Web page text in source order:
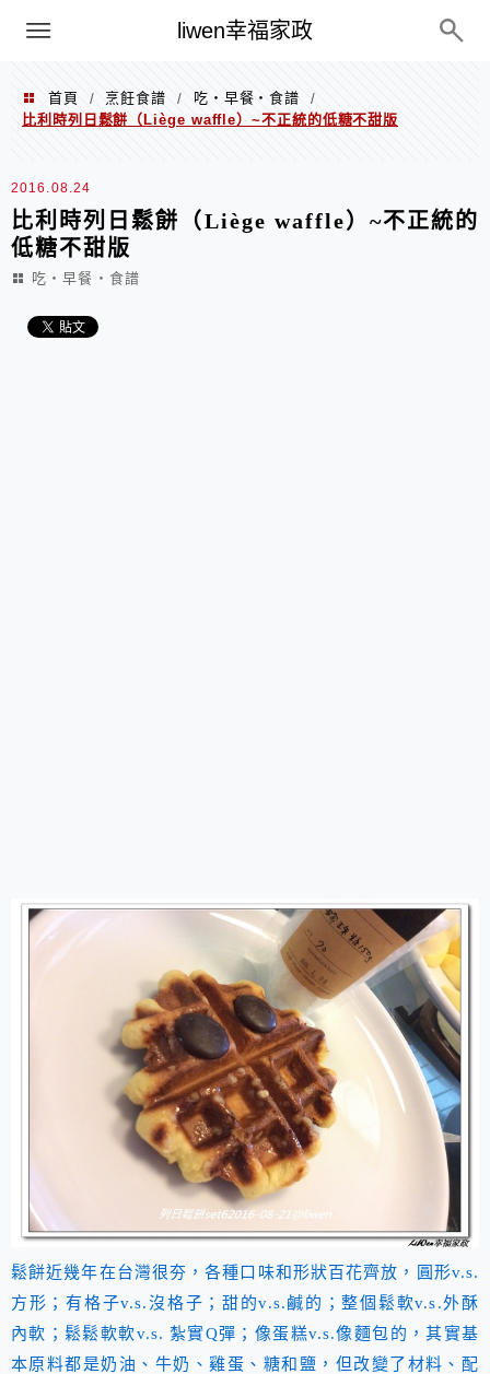
liwen幸福家政
menu
首頁 / 烹飪食譜 / 吃‧早餐‧食譜
/
比利時列日鬆餅（Liège waffle）~不正統的低糖不甜版
2016.08.24
比利時列日鬆餅（Liège waffle）~不正統的
低糖不甜版
吃‧早餐‧食譜
鬆餅近幾年在台灣很夯，各種口味和形狀百花齊放，圓形v.s.
方形；有格子v.s.沒格子；甜的v.s.鹹的；整個鬆軟v.s.外酥
內軟；鬆鬆軟軟v.s. 紮實Q彈；像蛋糕v.s.像麵包的，其實基
本原料都是奶油、牛奶、雞蛋、糖和鹽，但改變了材料、配